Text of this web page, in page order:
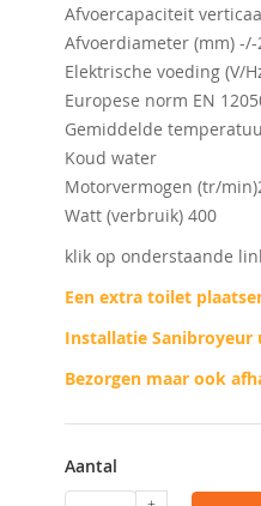
Afvoercapaciteit
Afvoerdiameter (mm)
Elektrische voeding (V/
Europese norm EN
Gemiddelde
Koud water
Motorvermogen (tr/
Watt (verbruik) 400
klik op onderstaande
Een extra toilet
Installatie Sanibroyeur
Bezorgen maar ook
Aantal